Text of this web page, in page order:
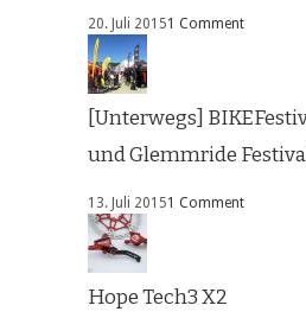
20. Juli 20151 Comment
[Unterwegs]
und Glemmride
13. Juli 20151 Comment
Hope Tech3 X2